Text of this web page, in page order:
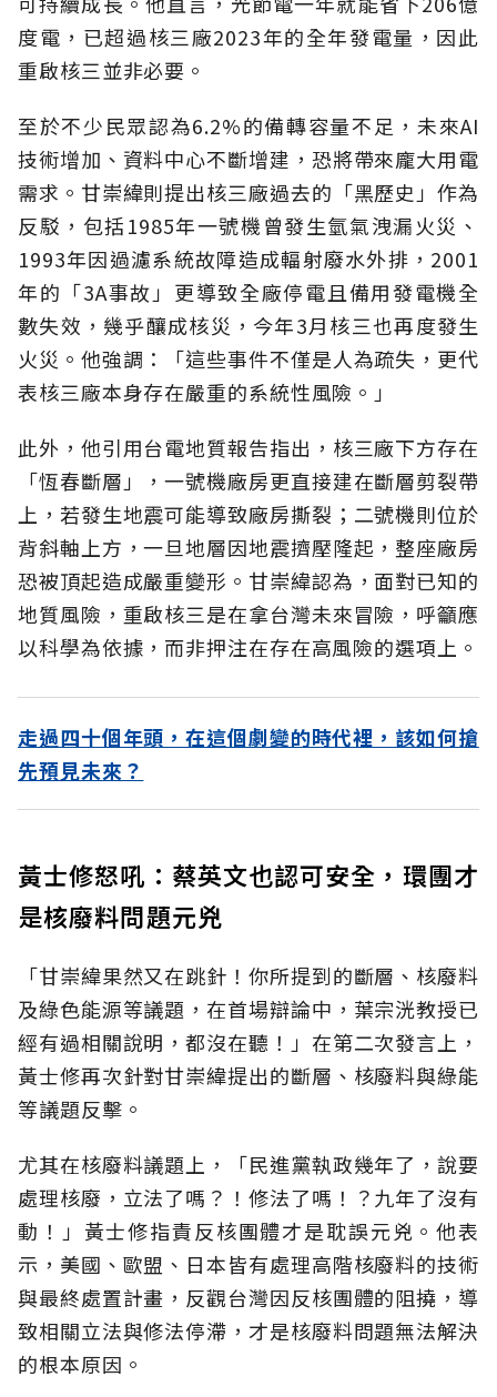
度電，已超過核三廠2023年的全年發電量，因此
重啟核三並非必要。
至於不少民眾認為6.2%的備轉容量不足，未來AI
技術增加、資料中心不斷增建，恐將帶來龐大用電
需求。甘崇緯則提出核三廠過去的「黑歷史」作為
反駁，包括1985年一號機曾發生氫氣洩漏火災、
1993年因過濾系統故障造成輻射廢水外排，2001
年的「3A事故」更導致全廠停電且備用發電機全
數失效，幾乎釀成核災，今年3月核三也再度發生
火災。他強調：「這些事件不僅是人為疏失，更代
表核三廠本身存在嚴重的系統性風險。」
此外，他引用台電地質報告指出，核三廠下方存在
「恆春斷層」，一號機廠房更直接建在斷層剪裂帶
上，若發生地震可能導致廠房撕裂；二號機則位於
背斜軸上方，一旦地層因地震擠壓隆起，整座廠房
恐被頂起造成嚴重變形。甘崇緯認為，面對已知的
地質風險，重啟核三是在拿台灣未來冒險，呼籲應
以科學為依據，而非押注在存在高風險的選項上。
走過四十個年頭，在這個劇變的時代裡，該如何搶
先預見未來？
黃士修怒吼：蔡英文也認可安全，環團才
是核廢料問題元兇
「甘崇緯果然又在跳針！你所提到的斷層、核廢料
及綠色能源等議題，在首場辯論中，葉宗洸教授已
經有過相關說明，都沒在聽！」在第二次發言上，
黃士修再次針對甘崇緯提出的斷層、核廢料與綠能
等議題反擊。
尤其在核廢料議題上，「民進黨執政幾年了，說要
處理核廢，立法了嗎？！修法了嗎！？九年了沒有
動！」黃士修指責反核團體才是耽誤元兇。他表
示，美國、歐盟、日本皆有處理高階核廢料的技術
與最終處置計畫，反觀台灣因反核團體的阻撓，導
致相關立法與修法停滯，才是核廢料問題無法解決
的根本原因。